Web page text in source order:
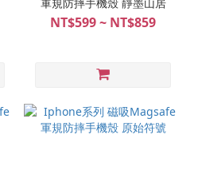
NT$599 ~ NT$859